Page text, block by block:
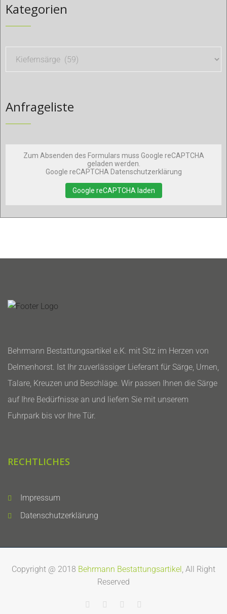
Kategorien
Anfrageliste
Zum Absenden des Formulars muss Google reCAPTCHA
geladen werden.
Google reCAPTCHA Datenschutzerklärung
Google reCAPTCHA laden
Behrmann Bestattungsartikel e.K. mit Sitz im Herzen von
Delmenhorst. Ist Ihr zuverlässiger Lieferant für Särge, Urnen,
Talare, Kreuzen und Beschläge. Wir passen Ihnen die Särge
auf Ihre Bedürfnisse an und liefern Sie mit unserem
Fuhrpark bis vor Ihre Tür.
RECHTLICHES
Impressum
Datenschutzerklärung
Copyright @ 2018 Behrmann Bestattungsartikel , All Right
Reserved